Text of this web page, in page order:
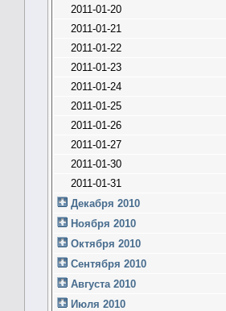
2011-01-20
2011-01-21
2011-01-22
2011-01-23
2011-01-24
2011-01-25
2011-01-26
2011-01-27
2011-01-30
2011-01-31
Декабря 2010
Ноября 2010
Октября 2010
Сентября 2010
Августа 2010
Июля 2010